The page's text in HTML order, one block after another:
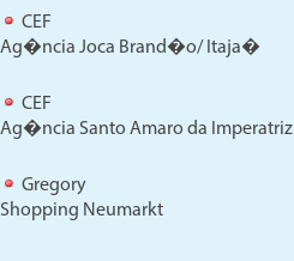
CEF
Ag�ncia Joca Brand�o/ Itaja�
CEF
Ag�ncia Santo Amaro da Imperatriz
Gregory
Shopping Neumarkt